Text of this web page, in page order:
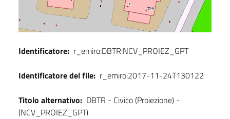
Identificatore: r_emiro:DBTR:NCV_PROIEZ_GPT
Identificatore del file: r_emiro:2017-11-24T130122
Titolo alternativo: DBTR - Civico (Proiezione) -
(NCV_PROIEZ_GPT)